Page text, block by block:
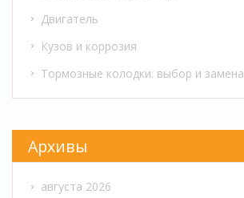
Двигатель
Кузов и коррозия
Тормозные колодки: выбор и замена
Архивы
августа 2026